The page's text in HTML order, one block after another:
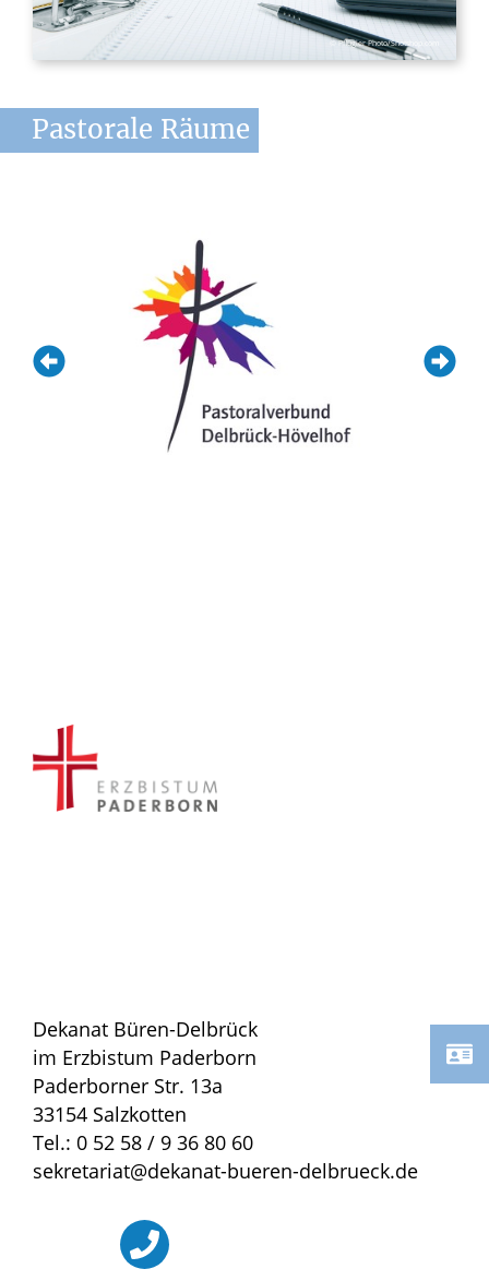
© Pflügler Photo/Shotshop.com
Pastorale Räume
Dekanat Büren-Delbrück
im Erzbistum Paderborn
Paderborner Str. 13a
33154 Salzkotten
Tel.: 0 52 58 / 9 36 80 60
sekretariat@dekanat-bueren-delbrueck.de